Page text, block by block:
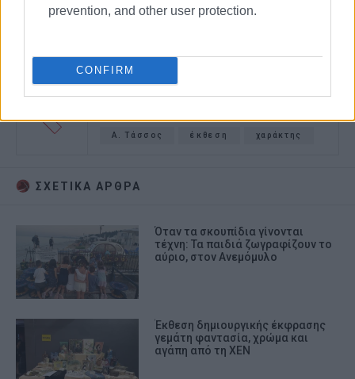
prevention, and other user protection.
CONFIRM
Α. Τάσσος έκθεση χαράκτης
ΣΧΕΤΙΚA AΡΘΡΑ
Όταν τα σκουπίδια γίνονται
τέχνη: Τα παιδιά ζωγραφίζουν το
αύριο, στον Ανεμόμυλο
Έκθεση δημιουργικής έκφρασης
γεμάτη φαντασία, χρώμα και
αγάπη από τη ΧΕΝ